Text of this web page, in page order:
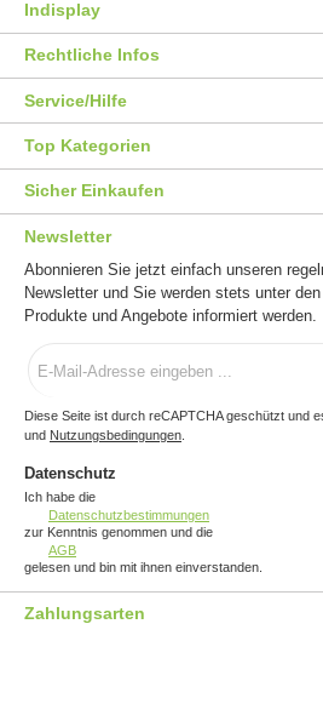
Indisplay
Rechtliche Infos
Service/Hilfe
Top Kategorien
Sicher Einkaufen
Newsletter
Abonnieren Sie jetzt einfach unseren
Newsletter und Sie werden stets unter
Produkte und Angebote informiert werden.
Mail-
Diese Seite ist durch reCAPTCHA geschützt und
und Nutzungsbedingungen
Datenschutz
Ich habe die
Datenschutzbestimmungen
zur Kenntnis genommen und die
AGB
gelesen und bin mit ihnen einverstanden.
Zahlungsarten